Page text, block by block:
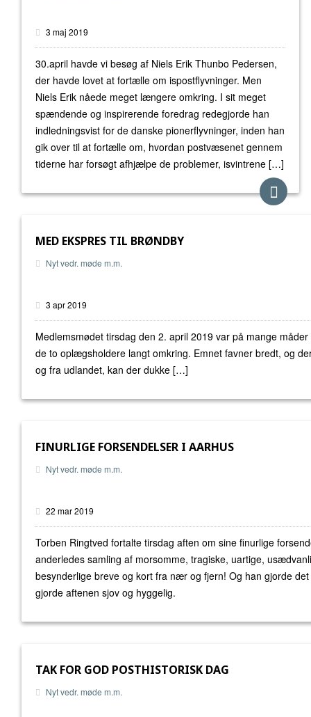
3 maj 2019
30.april havde vi besøg af Niels Erik Thunbo Pedersen,
der havde lovet at fortælle om ispostflyvninger. Men
Niels Erik nåede meget længere omkring. I sit meget
spændende og inspirerende foredrag redegjorde han
indledningsvist for de danske pionerflyvninger, inden han
gik over til at fortælle om, hvordan postvæsenet gennem
tiderne har forsøgt afhjælpe de problemer, isvintrene […]
MED EKSPRES TIL BRØNDBY
Nyt vedr. møde m.m.
3 apr 2019
Medlemsmødet tirsdag den 2. april 2019 var på mange
de to oplægsholdere langt omkring. Emnet favner bredt, og
og fra udlandet, kan der dukke […]
FINURLIGE FORSENDELSER I AARHUS
Nyt vedr. møde m.m.
22 mar 2019
Torben Ringtved fortalte tirsdag aften om sine finurlige
anderledes samling af morsomme, tragiske, uartige,
besynderlige breve og kort fra nær og fjern! Og han gjorde
gjorde aftenen sjov og hyggelig.
TAK FOR GOD POSTHISTORISK DAG
Nyt vedr. møde m.m.